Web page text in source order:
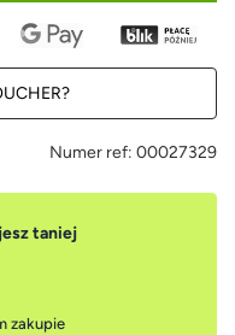
Numer ref: 00027329
taniej
zakupie